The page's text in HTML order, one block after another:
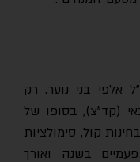
בני נוער. רק
בסופו של
קול, סימולציות
בשנה ואורך